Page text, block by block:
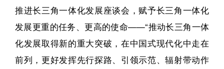
推进长三角一体化发展座谈会，赋予长三角一体化
发展更重的任务、更高的使命——“推动长三角一体
化发展取得新的重大突破，在中国式现代化中走在
前列，更好发挥先行探路、引领示范、辐射带动作